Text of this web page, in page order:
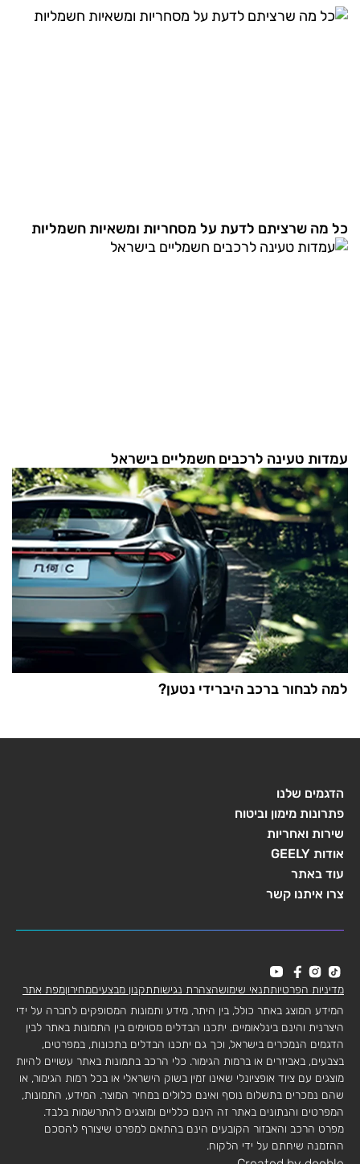
כל מה שרציתם לדעת על מסחריות ומשאיות חשמליות
עמדות טעינה לרכבים חשמליים בישראל
למה לבחור ברכב היברידי נטען?
הדגמים שלנו
פתרונות מימון וביטוח
שירות ואחריות
אודות GEELY
עוד באתר
צרו איתנו קשר
מדיניות הפרטיותתנאי שימושהצהרת נגישותתקנון מבצעיםמחירוןמפת אתר
המידע המוצג באתר כולל, בין היתר, מידע ותמונות המסופקים לחברה על ידי
היצרנית והינם בינלאומיים. יתכנו הבדלים מסוימים בין התמונות באתר לבין
הדגמים הנמכרים בישראל, וכך גם יתכנו הבדלים בתכונות, במפרטים,
בצבעים, באביזרים או ברמות הגימור. כלי הרכב בתמונות באתר עשויים להיות
מוצגים עם ציוד אופציונלי שאינו זמין בשוק הישראלי או בכל רמות הגימור, או
שהם נמכרים בתשלום נוסף ואינם כלולים במחיר המוצר. המידע, התמונות,
המפרטים והנתונים באתר זה הינם כלליים ומוצגים להתרשמות בלבד.
מפרט הרכב והאבזור הקובעים הינם בהתאם למפרט שיצורף להסכם
ההזמנה שיחתם על ידי הלקוח.